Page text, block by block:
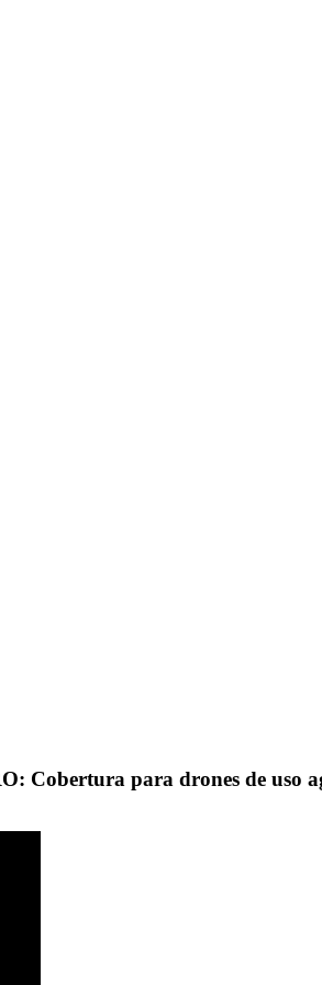
Cobertura para drones de uso